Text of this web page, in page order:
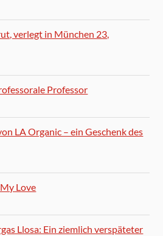
verlegt in München 23,
Professor
LA Organic – ein Geschenk des
Love
Llosa: Ein ziemlich verspäteter